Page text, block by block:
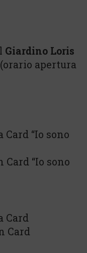
Giardino Loris
(orario apertura
“Io sono
“Io sono
Card
Card